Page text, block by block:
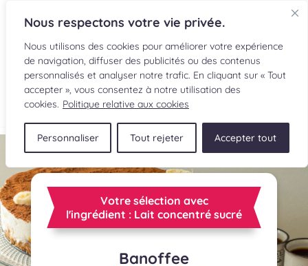
Nous respectons votre vie privée.
Nous utilisons des cookies pour améliorer votre expérience
de navigation, diffuser des publicités ou des contenus
personnalisés et analyser notre trafic. En cliquant sur « Tout
accepter », vous consentez à notre utilisation des
cookies. Politique relative aux cookies
Personnaliser Tout rejeter Accepter tout
EN
RECETTES
LECTURES CULINAIRES
Votre sélection avec
l'ingrédient : Lait concentré sucré
Banoffee